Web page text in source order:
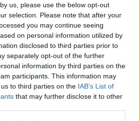
us, please use the below opt-out
selection. Please note that after your
you may continue seeing
on personal information utilized by
disclosed to third parties prior to
separately opt-out of the further
information by third parties on the
participants. This information may
to third parties on the IAB’s List of
that may further disclose it to other